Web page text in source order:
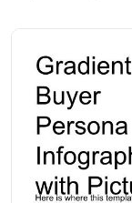
sắc là siêu nổi
nhạt. Và có một
khuôn mặt cười!